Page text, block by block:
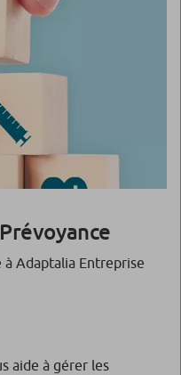
à Adaptalia Entreprise
aide à gérer les